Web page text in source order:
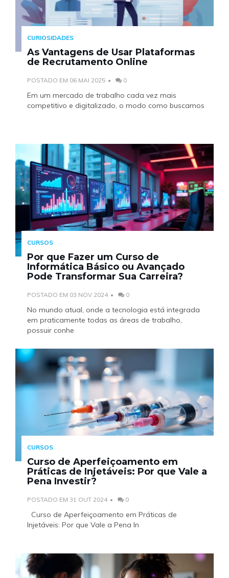
CURIOSIDADES
As Vantagens de Usar Plataformas
de Recrutamento Online
POSTADO EM 06 MAI 2025 0
Em um mercado de trabalho cada vez mais
competitivo e digitalizado, o modo como buscamos
CURSOS
Por que Fazer um Curso de
Informática Básico ou Avançado
Pode Transformar Sua Carreira?
POSTADO EM 03 NOV 2024 0
No mundo atual, onde a tecnologia está integrada
em praticamente todas as áreas de trabalho,
possuir conhe
CURSOS
Curso de Aperfeiçoamento em
Práticas de Injetáveis: Por que Vale a
Pena Investir?
POSTADO EM 31 OUT 2024 0
Curso de Aperfeiçoamento em Práticas de
Injetáveis: Por que Vale a Pena In